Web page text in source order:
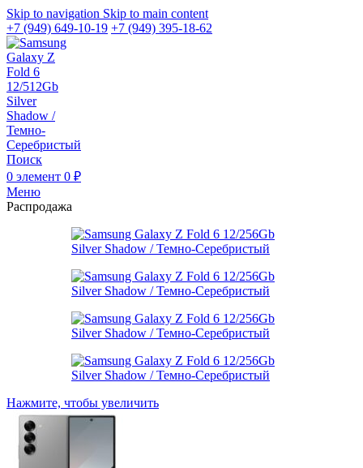
Skip to navigation Skip to main content
+7 (949) 649-10-19 +7 (949) 395-18-62
Поиск
0 элемент 0 ₽
Меню
Распродажа
Нажмите, чтобы увеличить